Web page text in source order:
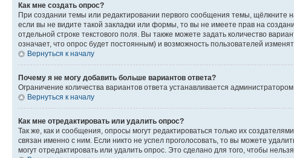
Как мне создать опрос?
При создании темы или редактировании первого сообщения темы, щёлкните
если вы не видите такой закладки или формы, то вы не имеете прав на
отдельной строке текстового поля. Вы также можете задать количество
означает, что опрос будет постоянным) и возможность пользователей
Вернуться к началу
Почему я не могу добавить больше вариантов ответа?
Ограничение количества вариантов ответа устанавливается
Вернуться к началу
Как мне отредактировать или удалить опрос?
Так же, как и сообщения, опросы могут редактироваться только их
связан именно с ним. Если никто не успел проголосовать, то вы можете
могут отредактировать или удалить опрос. Это сделано для того, чтобы